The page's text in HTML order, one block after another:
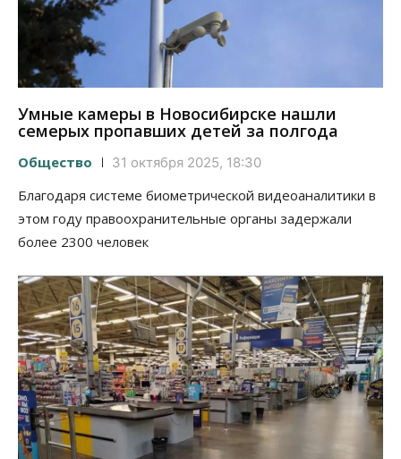
Умные камеры в Новосибирске нашли
семерых пропавших детей за полгода
Общество 31 октября 2025, 18:30
Благодаря системе биометрической видеоаналитики в
этом году правоохранительные органы задержали
более 2300 человек